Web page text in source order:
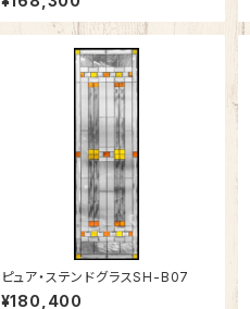
ピュア・ステンドグラスSH-B07
¥180,400